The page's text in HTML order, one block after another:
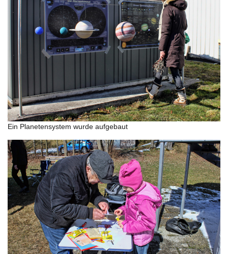
Ein Planetensystem wurde aufgebaut